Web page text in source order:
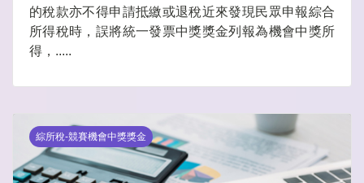
的稅款亦不得申請抵繳或退稅近來發現民眾申報綜合
所得稅時，誤將統一發票中獎獎金列報為機會中獎所
得，.....
綜所稅-競賽機會中獎獎金